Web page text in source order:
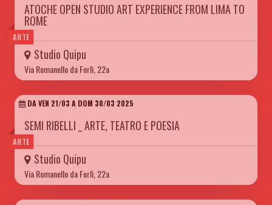
ARTE
ATOCHE OPEN STUDIO ART EXPERIENCE FROM LIMA TO
ROME
Studio Quipu
Via Romanello da Forlì, 22a
ARTE
DA VEN 21/03 A DOM 30/03 2025
SEMI RIBELLI _ ARTE, TEATRO E POESIA
Studio Quipu
Via Romanello da Forlì, 22a